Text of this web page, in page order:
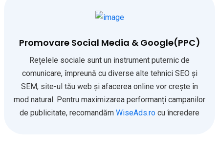
Promovare Social Media & Google(PPC)
Rețelele sociale sunt un instrument puternic de
comunicare, împreună cu diverse alte tehnici SEO și
SEM, site-ul tău web și afacerea online vor crește în
mod natural. Pentru maximizarea performanți campanilor
de publicitate, recomandăm WiseAds.ro cu încredere